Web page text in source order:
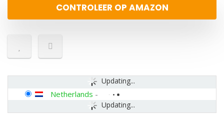
CONTROLEER OP AMAZON
Updating...
Updating...
Netherlands -